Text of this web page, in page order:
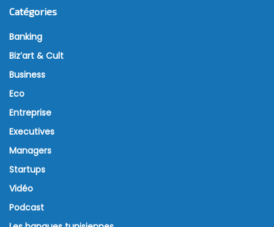
Catégories
Banking
Biz’art & Cult
Business
Eco
Entreprise
Executives
Managers
Startups
Vidéo
Podcast